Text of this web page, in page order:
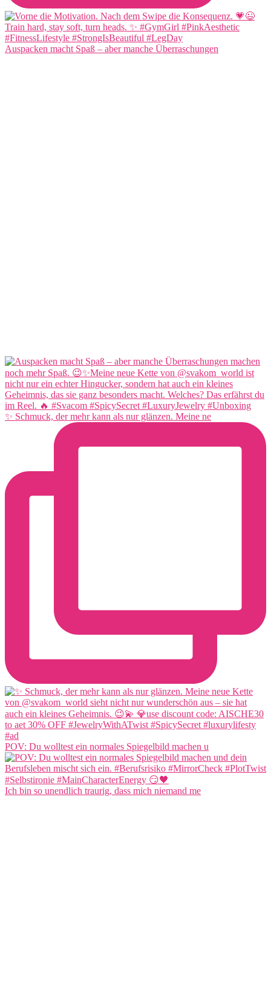
Auspacken macht Spaß – aber manche Überraschungen
✨ Schmuck, der mehr kann als nur glänzen. Meine ne
POV: Du wolltest ein normales Spiegelbild machen u
Ich bin so unendlich traurig, dass mich niemand me